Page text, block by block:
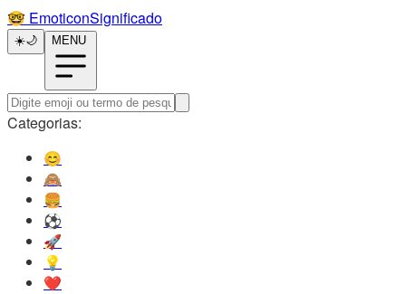
🤓️ EmoticonSignificado
☀️🌙 MENU
Categorias:
😊️
🙈️
🍔️
⚽️
🚀️
💡️
❤️